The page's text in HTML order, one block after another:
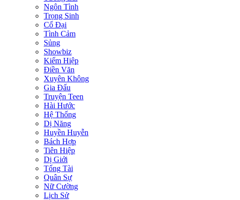
Ngôn Tình
Trọng Sinh
Cổ Đại
Tình Cảm
Sủng
Showbiz
Kiếm Hiệp
Điền Văn
Xuyên Không
Gia Đấu
Truyện Teen
Hài Hước
Hệ Thống
Dị Năng
Huyền Huyễn
Bách Hợp
Tiên Hiệp
Dị Giới
Tổng Tài
Quân Sự
Nữ Cường
Lịch Sử